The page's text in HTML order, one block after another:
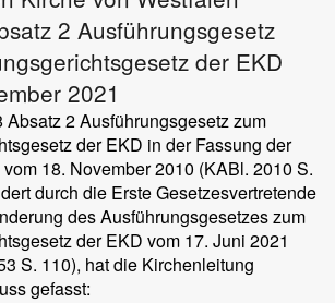
2 Ausführungsgesetz
der EKD
2021
Absatz 2 Ausführungsgesetz zum
der EKD in der Fassung der
18. November 2010 (KABl. 2010 S.
durch die Erste Gesetzesvertretende
des Ausführungsgesetzes zum
der EKD vom 17. Juni 2021
S. 110), hat die Kirchenleitung
gefasst: